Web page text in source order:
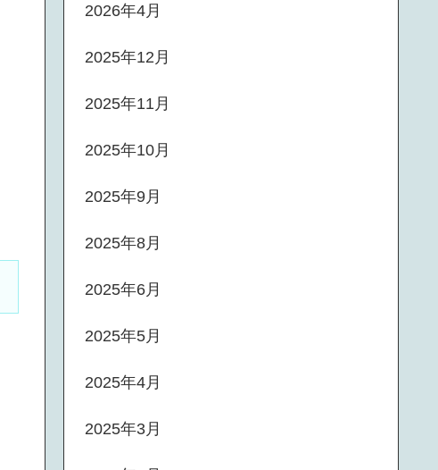
2026年4月
2025年12月
2025年11月
2025年10月
2025年9月
2025年8月
2025年6月
2025年5月
2025年4月
2025年3月